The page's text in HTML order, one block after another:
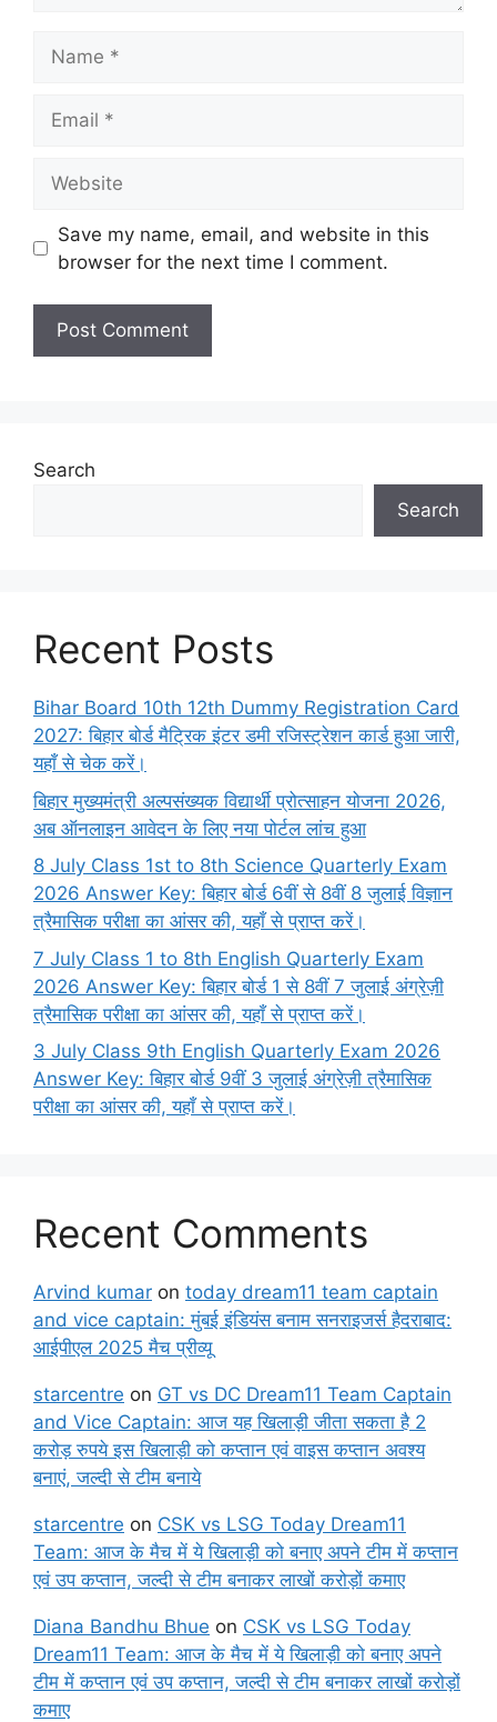
Save my name, email, and website in this
browser for the next time I comment.
Search
Search
Recent Posts
Bihar Board 10th 12th Dummy Registration Card
2027: बिहार बोर्ड मैट्रिक इंटर डमी रजिस्ट्रेशन कार्ड हुआ जारी,
यहाँ से चेक करें।
बिहार मुख्यमंत्री अल्पसंख्यक विद्यार्थी प्रोत्साहन योजना 2026,
अब ऑनलाइन आवेदन के लिए नया पोर्टल लांच हुआ
8 July Class 1st to 8th Science Quarterly Exam
2026 Answer Key: बिहार बोर्ड 6वीं से 8वीं 8 जुलाई विज्ञान
त्रैमासिक परीक्षा का आंसर की, यहाँ से प्राप्त करें।
7 July Class 1 to 8th English Quarterly Exam
2026 Answer Key: बिहार बोर्ड 1 से 8वीं 7 जुलाई अंग्रेज़ी
त्रैमासिक परीक्षा का आंसर की, यहाँ से प्राप्त करें।
3 July Class 9th English Quarterly Exam 2026
Answer Key: बिहार बोर्ड 9वीं 3 जुलाई अंग्रेज़ी त्रैमासिक
परीक्षा का आंसर की, यहाँ से प्राप्त करें।
Recent Comments
Arvind kumar on today dream11 team captain
and vice captain: मुंबई इंडियंस बनाम सनराइजर्स हैदराबाद:
आईपीएल 2025 मैच प्रीव्यू
starcentre on GT vs DC Dream11 Team Captain
and Vice Captain: आज यह खिलाड़ी जीता सकता है 2
करोड़ रुपये इस खिलाड़ी को कप्तान एवं वाइस कप्तान अवश्य
बनाएं, जल्दी से टीम बनाये
starcentre on CSK vs LSG Today Dream11
Team: आज के मैच में ये खिलाड़ी को बनाए अपने टीम में कप्तान
एवं उप कप्तान, जल्दी से टीम बनाकर लाखों करोड़ों कमाए
Diana Bandhu Bhue on CSK vs LSG Today
Dream11 Team: आज के मैच में ये खिलाड़ी को बनाए अपने
टीम में कप्तान एवं उप कप्तान, जल्दी से टीम बनाकर लाखों करोड़ों
कमाए